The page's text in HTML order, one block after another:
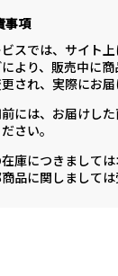
事項
ビスでは、サイト
より、販売中に
され、実際にお
前には、お届けし
さい。
在庫につきまして
品に関しまして